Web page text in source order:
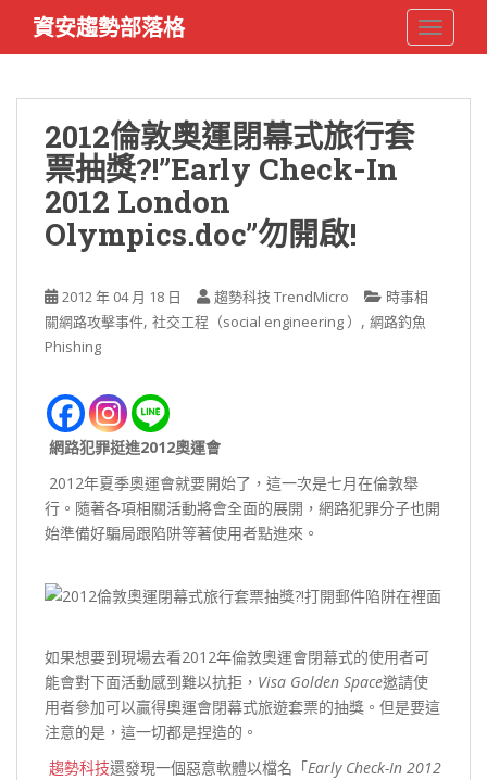
i
資安趨勢部落格
2012倫敦奧運閉幕式旅行套
票抽獎?!”Early Check-In
2012 London
Olympics.doc”勿開啟!
2012 年 04 月 18 日 趨勢科技 TrendMicro
時事相
關網路攻擊事件, 社交工程（social engineering ） , 網路釣魚
Phishing
網路犯罪挺進2012奧運會
2012年夏季奧運會就要開始了，這一次是七月在倫敦舉
行。隨著各項相關活動將會全面的展開，網路犯罪分子也開
始準備好騙局跟陷阱等著使用者點進來。
如果想要到現場去看2012年倫敦奧運會閉幕式的使用者可
能會對下面活動感到難以抗拒， Visa Golden Space邀請使
用者參加可以贏得奧運會閉幕式旅遊套票的抽獎。但是要這
注意的是，這一切都是捏造的。
趨勢科技還發現一個惡意軟體以檔名「Early Check-In 2012